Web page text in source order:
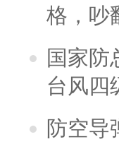
格，吵
国家防
台风四
防空导